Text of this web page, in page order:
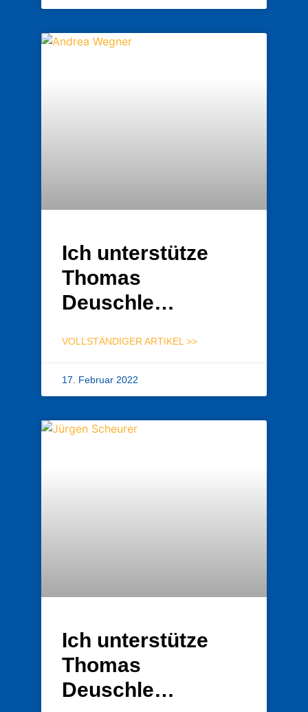
Ich unterstütze
Thomas
Deuschle…
VOLLSTÄNDIGER ARTIKEL >>
17. Februar 2022
Ich unterstütze
Thomas
Deuschle…